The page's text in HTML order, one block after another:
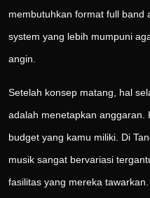
membutuhkan format full band
system yang lebih mumpuni
angin.
Setelah konsep matang, hal
adalah menetapkan anggaran.
budget yang kamu miliki. Di
musik sangat bervariasi
fasilitas yang mereka